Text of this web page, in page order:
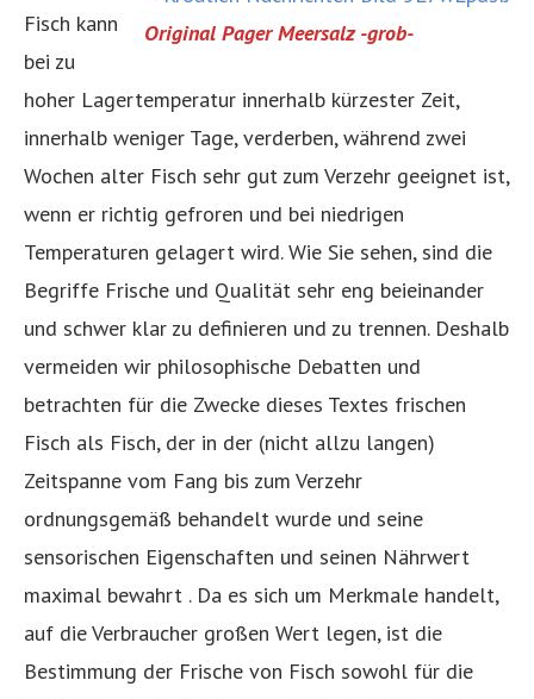
Original Pager Meersalz -grob-
Fisch kann
bei zu
hoher Lagertemperatur innerhalb kürzester Zeit,
innerhalb weniger Tage, verderben, während zwei
Wochen alter Fisch sehr gut zum Verzehr geeignet ist,
wenn er richtig gefroren und bei niedrigen
Temperaturen gelagert wird. Wie Sie sehen, sind die
Begriffe Frische und Qualität sehr eng beieinander
und schwer klar zu definieren und zu trennen. Deshalb
vermeiden wir philosophische Debatten und
betrachten für die Zwecke dieses Textes frischen
Fisch als Fisch, der in der (nicht allzu langen)
Zeitspanne vom Fang bis zum Verzehr
ordnungsgemäß behandelt wurde und seine
sensorischen Eigenschaften und seinen Nährwert
maximal bewahrt . Da es sich um Merkmale handelt,
auf die Verbraucher großen Wert legen, ist die
Bestimmung der Frische von Fisch sowohl für die